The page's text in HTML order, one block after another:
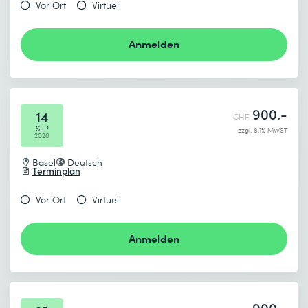
Vor Ort Virtuell
Anmelden
14
SEP
2026
Basel Deutsch
Terminplan
CHF 900.-
zzgl. 8.1% MWST
Vor Ort Virtuell
Anmelden